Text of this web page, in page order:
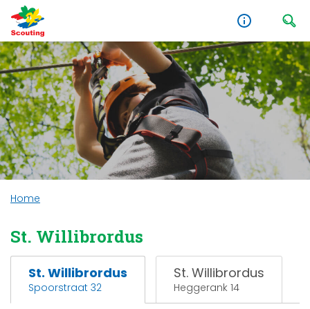
Home
St. Willibrordus
St. Willibrordus
Spoorstraat 32
St. Willibrordus
Heggerank 14